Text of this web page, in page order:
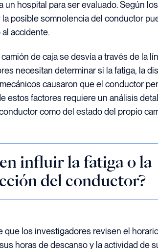
un hospital para ser evaluado. Según
la posible somnolencia del conductor
accidente.
de caja se desvía a través de la
necesitan determinar si la fatiga, la
causaron que el conductor
estos factores requiere un análisis
como del estado del propio
influir la fatiga o la
del conductor?
que los investigadores revisen el
horas de descanso y la actividad de